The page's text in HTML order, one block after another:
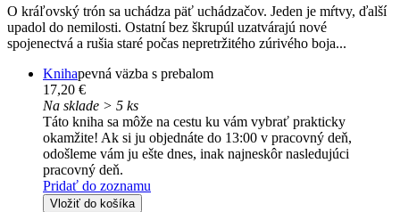
O kráľovský trón sa uchádza päť uchádzačov. Jeden je mŕtvy, ďalší
upadol do nemilosti. Ostatní bez škrupúl uzatvárajú nové
spojenectvá a rušia staré počas nepretržitého zúrivého boja...
Knihapevná väzba s prebalom
17,20 €
Na sklade > 5 ks
Táto kniha sa môže na cestu ku vám vybrať prakticky
okamžite! Ak si ju objednáte do 13:00 v pracovný deň,
odošleme vám ju ešte dnes, inak najneskôr nasledujúci
pracovný deň.
Pridať do zoznamu
Vložiť do košíka